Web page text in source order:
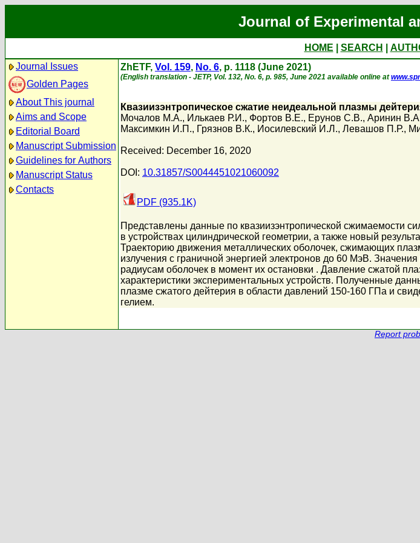
Journal of Experimental
HOME SEARCH
Journal Issues
Golden Pages
About This journal
Aims and Scope
Editorial Board
Manuscript Submission
Guidelines for Authors
Manuscript Status
Contacts
ZhETF, Vol. 159, No. 6, p. 1118 (June 2021)
(English translation - JETP, Vol. 132, No. 6, p. 985, June 2021 available online at
Квазиизэнтропическое сжатие неидеальной плазмы
Мочалов М.А., Илькаев Р.И., Фортов В.Е., Ерунов С.В., Аринин
Максимкин И.П., Грязнов В.К., Иосилевский И.Л., Левашов П.Р.,
Received: December 16, 2020
DOI: 10.31857/S0044451021060092
PDF (935.1K)
Представлены данные по квазиизэнтропической сжимаемости
в устройствах цилиндрической геометрии, а также новый
Траекторию движения металлических оболочек, сжимающих
излучения с граничной энергией электронов до 60 МэВ.
радиусам оболочек в момент их остановки . Давление сжатой
характеристики экспериментальных устройств. Полученные
плазме сжатого дейтерия в области давлений 150-160 ГПа и
гелием.
Report